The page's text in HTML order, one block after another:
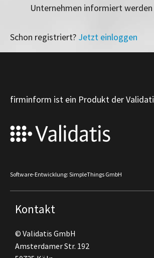
Unternehmen informiert werden
Schon registriert? Jetzt einloggen
firminform ist ein Produkt der
Software-Entwicklung: SimpleThings GmbH
Kontakt
© Validatis GmbH
Amsterdamer Str. 192